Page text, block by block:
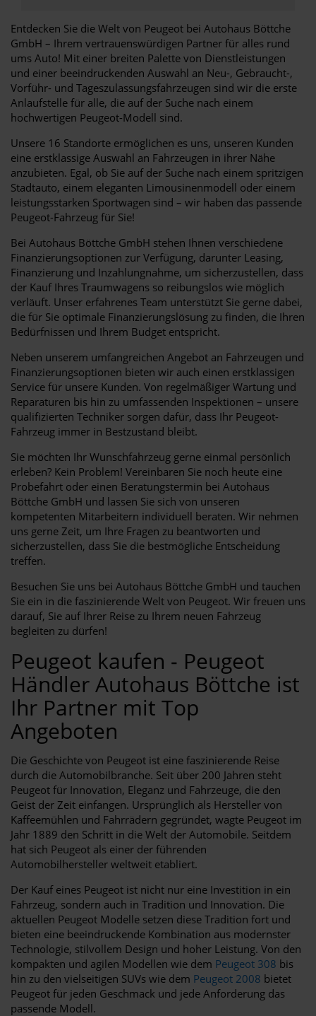
Entdecken Sie die Welt von Peugeot bei Autohaus Böttche
GmbH – Ihrem vertrauenswürdigen Partner für alles rund
ums Auto! Mit einer breiten Palette von Dienstleistungen
und einer beeindruckenden Auswahl an Neu-, Gebraucht-,
Vorführ- und Tageszulassungsfahrzeugen sind wir die erste
Anlaufstelle für alle, die auf der Suche nach einem
hochwertigen Peugeot-Modell sind.
Unsere 16 Standorte ermöglichen es uns, unseren Kunden
eine erstklassige Auswahl an Fahrzeugen in ihrer Nähe
anzubieten. Egal, ob Sie auf der Suche nach einem spritzigen
Stadtauto, einem eleganten Limousinenmodell oder einem
leistungsstarken Sportwagen sind – wir haben das passende
Peugeot-Fahrzeug für Sie!
Bei Autohaus Böttche GmbH stehen Ihnen verschiedene
Finanzierungsoptionen zur Verfügung, darunter Leasing,
Finanzierung und Inzahlungnahme, um sicherzustellen, dass
der Kauf Ihres Traumwagens so reibungslos wie möglich
verläuft. Unser erfahrenes Team unterstützt Sie gerne dabei,
die für Sie optimale Finanzierungslösung zu finden, die Ihren
Bedürfnissen und Ihrem Budget entspricht.
Neben unserem umfangreichen Angebot an Fahrzeugen und
Finanzierungsoptionen bieten wir auch einen erstklassigen
Service für unsere Kunden. Von regelmäßiger Wartung und
Reparaturen bis hin zu umfassenden Inspektionen – unsere
qualifizierten Techniker sorgen dafür, dass Ihr Peugeot-
Fahrzeug immer in Bestzustand bleibt.
Sie möchten Ihr Wunschfahrzeug gerne einmal persönlich
erleben? Kein Problem! Vereinbaren Sie noch heute eine
Probefahrt oder einen Beratungstermin bei Autohaus
Böttche GmbH und lassen Sie sich von unseren
kompetenten Mitarbeitern individuell beraten. Wir nehmen
uns gerne Zeit, um Ihre Fragen zu beantworten und
sicherzustellen, dass Sie die bestmögliche Entscheidung
treffen.
Besuchen Sie uns bei Autohaus Böttche GmbH und tauchen
Sie ein in die faszinierende Welt von Peugeot. Wir freuen uns
darauf, Sie auf Ihrer Reise zu Ihrem neuen Fahrzeug
begleiten zu dürfen!
Peugeot kaufen - Peugeot
Händler Autohaus Böttche ist
Ihr Partner mit Top
Angeboten
Die Geschichte von Peugeot ist eine faszinierende Reise
durch die Automobilbranche. Seit über 200 Jahren steht
Peugeot für Innovation, Eleganz und Fahrzeuge, die den
Geist der Zeit einfangen. Ursprünglich als Hersteller von
Kaffeemühlen und Fahrrädern gegründet, wagte Peugeot im
Jahr 1889 den Schritt in die Welt der Automobile. Seitdem
hat sich Peugeot als einer der führenden
Automobilhersteller weltweit etabliert.
Der Kauf eines Peugeot ist nicht nur eine Investition in ein
Fahrzeug, sondern auch in Tradition und Innovation. Die
aktuellen Peugeot Modelle setzen diese Tradition fort und
bieten eine beeindruckende Kombination aus modernster
Technologie, stilvollem Design und hoher Leistung. Von den
kompakten und agilen Modellen wie dem Peugeot 308 bis
hin zu den vielseitigen SUVs wie dem Peugeot 2008 bietet
Peugeot für jeden Geschmack und jede Anforderung das
passende Modell.